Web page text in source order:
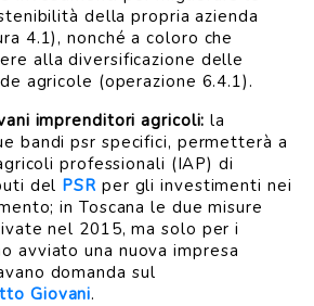
della propria azienda
4.1), nonché a coloro che
alla diversificazione delle
agricole (operazione 6.4.1).
imprenditori agricoli:la
bandi psr specifici, permetterà a
professionali (IAP) di
del PSR per gli investimenti nei
in Toscana le due misure
nel 2015, ma solo per i
avviato una nuova impresa
domanda sul
Giovani.